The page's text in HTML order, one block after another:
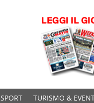
SPORT TURISMO &